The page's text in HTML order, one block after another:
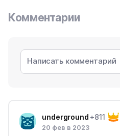
Комментарии
underground +811
20 фев в 2023